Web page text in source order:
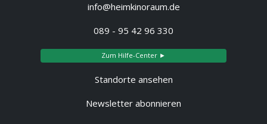
info@heimkinoraum.de
089 - 95 42 96 330
Zum Hilfe-Center ►
Standorte ansehen
Newsletter abonnieren